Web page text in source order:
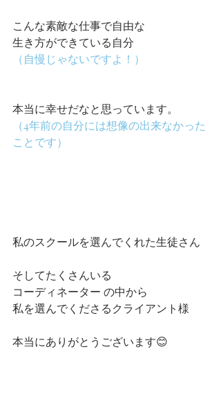
こんな素敵な仕事で自由な
生き方ができている自分
（自慢じゃないですよ！）
本当に幸せだなと思っています。
（4年前の自分には想像の出来なかった
ことです）
私のスクールを選んでくれた生徒さん
そしてたくさんいる
コーディネーター の中から
私を選んでくださるクライアント様
本当にありがとうございます😊